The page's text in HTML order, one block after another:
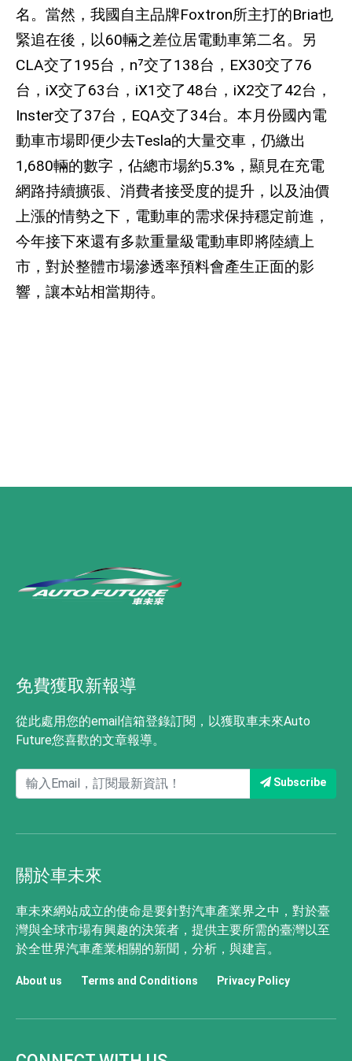
名。當然，我國自主品牌Foxtron所主打的Bria也
緊追在後，以60輛之差位居電動車第二名。另
CLA交了195台， n⁷交了138台， EX30交了76
台， iX交了63台， iX1交了48台， iX2交了42台，
Inster交了37台， EQA交了34台。本月份國內電
動車市場即便少去Tesla的大量交車，仍繳出
1,680輛的數字，佔總市場約5.3% ，顯見在充電
網路持續擴張、消費者接受度的提升，以及油價
上漲的情勢之下，電動車的需求保持穩定前進，
今年接下來還有多款重量級電動車即將陸續上
市，對於整體市場滲透率預料會產生正面的影
響，讓本站相當期待。
免費獲取新報導
從此處用您的email信箱登錄訂閱，以獲取車未來Auto
Future您喜歡的文章報導。
Subscribe
關於車未來
車未來網站成立的使命是要針對汽車產業界之中，對於臺
灣與全球市場有興趣的決策者，提供主要所需的臺灣以至
於全世界汽車產業相關的新聞，分析，與建言。
About us Terms and Conditions Privacy Policy